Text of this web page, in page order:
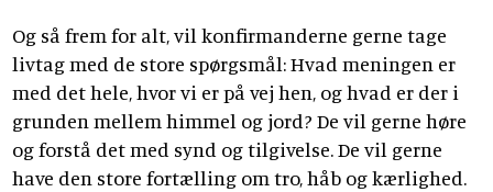
Og så frem for alt, vil konfirmanderne gerne tage
livtag med de store spørgsmål: Hvad meningen er
med det hele, hvor vi er på vej hen, og hvad er der i
grunden mellem himmel og jord? De vil gerne høre
og forstå det med synd og tilgivelse. De vil gerne
have den store fortælling om tro, håb og kærlighed.